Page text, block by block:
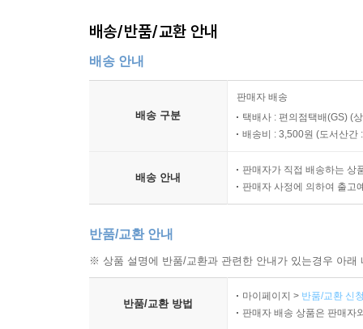
배송/반품/교환 안내
배송 안내
배송 구분
판매자 배송
택배사 : 편의점택배(GS) (
배송비 : 3,500원 (도서산간
배송 안내
판매자가 직접 배송하는 상
판매자 사정에 의하여 출고
반품/교환 안내
※ 상품 설명에 반품/교환과 관련한 안내가 있는경우 아
반품/교환 방법
마이페이지 > 반품/교환 신
판매자 배송 상품은 판매자